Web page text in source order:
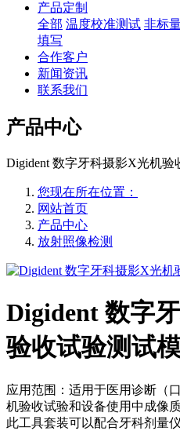
产品定制
全部 温度校准测试 非标
填写
合作客户
新闻资讯
联系我们
产品中心
Digident 数字牙科摄影X光机验
您现在所在位置：
网站首页
产品中心
放射照像检测
Digident 数字
验收试验测试
应用范围：适用于医用诊断（
机验收试验和设备使用中成像
此工具套装可以配合牙科剂量